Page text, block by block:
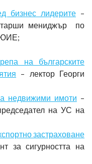
бизнес лидерите –
мениджър по
ЮИЕ;
на българските
– лектор Георги
недвижими имоти –
на УС на
застраховане
за сигурността на